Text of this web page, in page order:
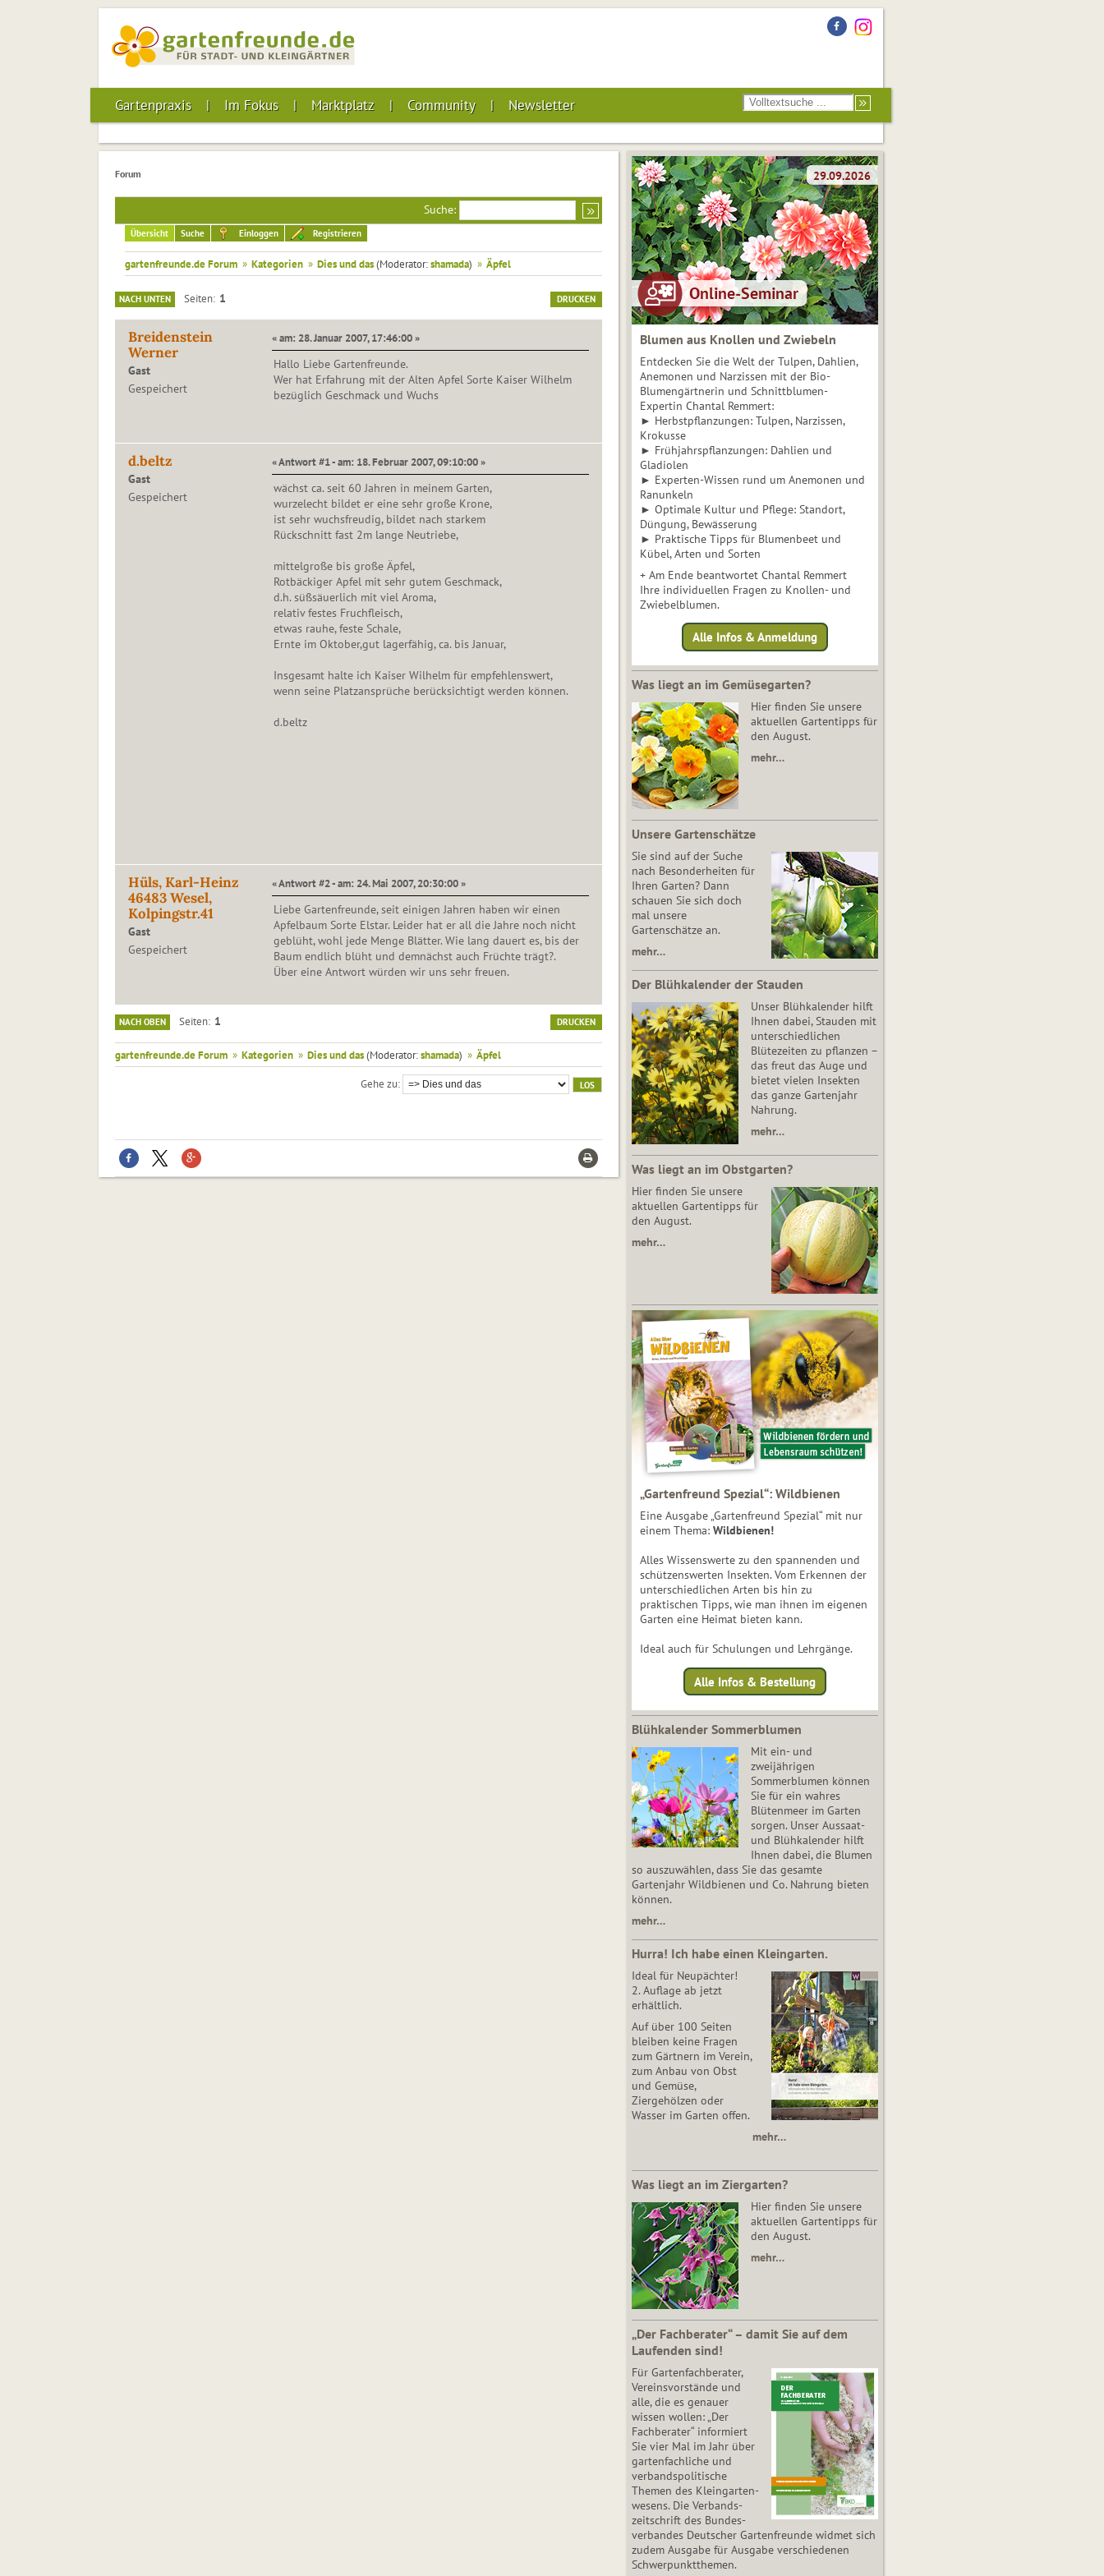
Gartenpraxis Im Fokus Marktplatz Community Newsletter
Forum
Suche:
Übersicht Suche Einloggen Registrieren
gartenfreunde.de Forum » Kategorien » Dies und das (Moderator:shamada) » Äpfel
DRUCKEN
NACH UNTEN Seiten 1
Breidenstein
Werner
Gast
Gespeichert
« am: 28. Januar 2007, 17:46:00 »
Hallo Liebe Gartenfreunde.
Wer hat Erfahrung mit der Alten Apfel Sorte Kaiser Wilhelm
bezüglich Geschmack und Wuchs
d.beltz
Gast
Gespeichert
« Antwort #1 - am: 18. Februar 2007, 09:10:00 »
wächst ca. seit 60 Jahren in meinem Garten,
wurzelecht bildet er eine sehr große Krone,
ist sehr wuchsfreudig, bildet nach starkem
Rückschnitt fast 2m lange Neutriebe,
mittelgroße bis große Äpfel,
Rotbäckiger Apfel mit sehr gutem Geschmack,
d.h. süßsäuerlich mit viel Aroma,
relativ festes Fruchfleisch,
etwas rauhe, feste Schale,
Ernte im Oktober,gut lagerfähig, ca. bis Januar,
Insgesamt halte ich Kaiser Wilhelm für empfehlenswert,
wenn seine Platzansprüche berücksichtigt werden können.
d.beltz
Hüls, Karl-Heinz
46483 Wesel,
Kolpingstr.41
Gast
Gespeichert
« Antwort #2 - am: 24. Mai 2007, 20:30:00 »
Liebe Gartenfreunde, seit einigen Jahren haben wir einen
Apfelbaum Sorte Elstar. Leider hat er all die Jahre noch nicht
geblüht, wohl jede Menge Blätter. Wie lang dauert es, bis der
Baum endlich blüht und demnächst auch Früchte trägt?.
Über eine Antwort würden wir uns sehr freuen.
DRUCKEN
NACH OBEN Seiten 1
gartenfreunde.de Forum » Kategorien » Dies und das (Moderator:shamada) » Äpfel
Gehe zu
Blumen aus Knollen und Zwiebeln
Entdecken Sie die Welt der Tulpen, Dahlien,
Anemonen und Narzissen mit der Bio-
Blumengärtnerin und Schnittblumen-
Expertin Chantal Remmert:
► Herbstpflanzungen: Tulpen, Narzissen,
Krokusse
► Frühjahrspflanzungen: Dahlien und
Gladiolen
► Experten-Wissen rund um Anemonen und
Ranunkeln
► Optimale Kultur und Pflege: Standort,
Düngung, Bewässerung
► Praktische Tipps für Blumenbeet und
Kübel, Arten und Sorten
+ Am Ende beantwortet Chantal Remmert
Ihre individuellen Fragen zu Knollen- und
Zwiebelblumen.
Alle Infos & Anmeldung
Was liegt an im Gemüsegarten?
Hier finden Sie unsere
aktuellen Gartentipps für
den August.
mehr…
Unsere Gartenschätze
Sie sind auf der Suche
nach Besonderheiten für
Ihren Garten? Dann
schauen Sie sich doch
mal unsere
Gartenschätze an.
mehr…
Der Blühkalender der Stauden
Unser Blühkalender hilft
Ihnen dabei, Stauden mit
unterschiedlichen
Blütezeiten zu pflanzen –
das freut das Auge und
bietet vielen Insekten
das ganze Gartenjahr
Nahrung.
mehr…
Was liegt an im Obstgarten?
Hier finden Sie unsere
aktuellen Gartentipps für
den August.
mehr…
„Gartenfreund Spezial“: Wildbienen
Eine Ausgabe „Gartenfreund Spezial“ mit nur
einem Thema: Wildbienen!
Alles Wissenswerte zu den spannenden und
schützenswerten Insekten. Vom Erkennen der
unterschiedlichen Arten bis hin zu
praktischen Tipps, wie man ihnen im eigenen
Garten eine Heimat bieten kann.
Ideal auch für Schulungen und Lehrgänge.
Alle Infos & Bestellung
Blühkalender Sommerblumen
Mit ein- und
zweijährigen
Sommerblumen können
Sie für ein wahres
Blütenmeer im Garten
sorgen. Unser Aussaat-
und Blühkalender hilft
Ihnen dabei, die Blumen
so auszuwählen, dass Sie das gesamte
Gartenjahr Wildbienen und Co. Nahrung bieten
können.
mehr…
Hurra! Ich habe einen Kleingarten.
Ideal für Neupächter!
2. Auflage ab jetzt
erhältlich.
Auf über 100 Seiten
bleiben keine Fragen
zum Gärtnern im Verein,
zum Anbau von Obst
und Gemüse,
Ziergehölzen oder
Wasser im Garten offen.
mehr…
Was liegt an im Ziergarten?
Hier finden Sie unsere
aktuellen Gartentipps für
den August.
mehr…
„Der Fachberater“ – damit Sie auf dem
Laufenden sind!
Für Gartenfachberater,
Vereinsvorstände und
alle, die es genauer
wissen wollen: „Der
Fachberater“ informiert
Sie vier Mal im Jahr über
gartenfachliche und
verbandspolitische
Themen des Klein­gar­ten­
wesens. Die Ver­bands­
zeit­schrift des Bun­des­
ver­ban­des Deutscher Gartenfreunde widmet sich
zudem Ausgabe für Ausgabe verschiedenen
Schwer­punkt­the­men.